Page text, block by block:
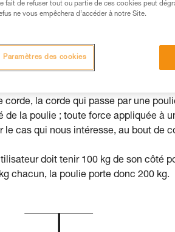
liées à votre activité. Il peut
la corde qui passe par une
de la poulie ; toute force appliquée à
le cas qui nous intéresse, au bout de
doit tenir 100 kg de son côté
chacun, la poulie porte donc 200 kg.
fait de refuser tout ou partie de ces cookies peut
ne vous empêchera d’accéder à notre Site.
Paramètres des cookies